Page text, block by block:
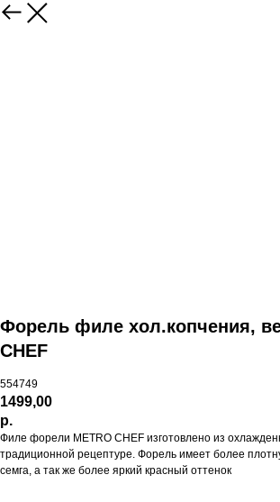
Форель филе хол.копчения,
CHEF
554749
1499,00
р.
Филе форели METRO CHEF изготовлено из
традиционной рецептуре. Форель имеет более
семга, а так же более яркий красный оттенок